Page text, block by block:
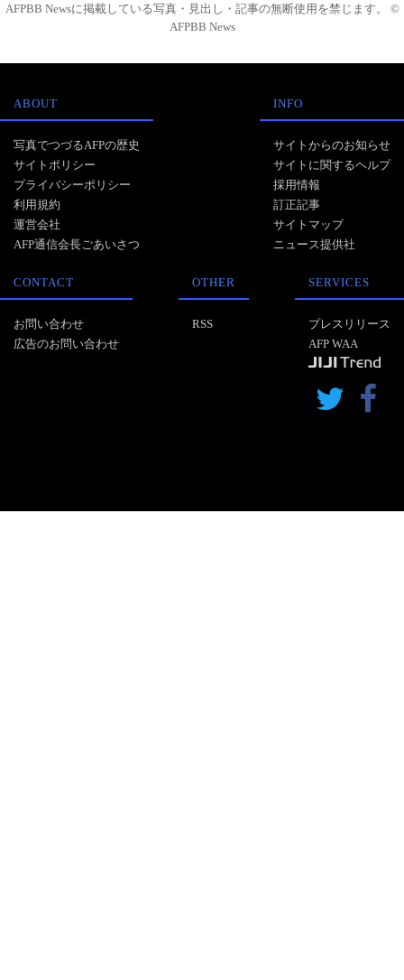
AFPBB Newsに掲載している写真・見出し・記事の無断使用を禁じます。 ©
AFPBB News
ABOUT
写真でつづるAFPの歴史
サイトポリシー
プライバシーポリシー
利用規約
運営会社
AFP通信会長ごあいさつ
INFO
サイトからのお知らせ
サイトに関するヘルプ
採用情報
訂正記事
サイトマップ
ニュース提供社
CONTACT
お問い合わせ
広告のお問い合わせ
OTHER
RSS
SERVICES
プレスリリース
AFP WAA